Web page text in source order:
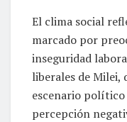
El clima social
marcado por
inseguridad
liberales de Milei,
escenario
percepción